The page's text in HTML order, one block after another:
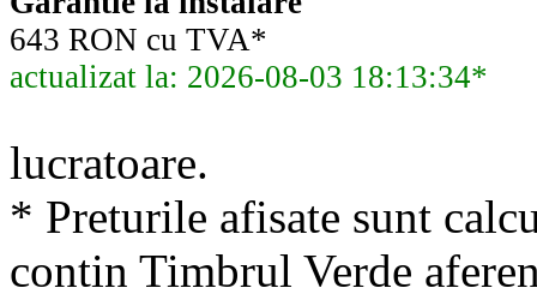
643 RON cu TVA*
actualizat la: 2026-08-03 18:13:34*
lucratoare.
* Preturile afisate sunt
contin Timbrul Verde